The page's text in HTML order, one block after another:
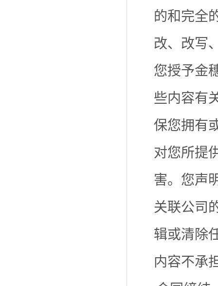
的和完全
改、改写
您授予金
些内容有
保您拥有
对您所提
害。您声
关联公司
辑或清除
内容不承